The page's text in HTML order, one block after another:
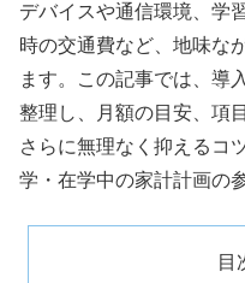
デバイスや通信環境、学
時の交通費など、地味な
ます。この記事では、導
整理し、月額の目安、項
さらに無理なく抑えるコ
学・在学中の家計計画の
目